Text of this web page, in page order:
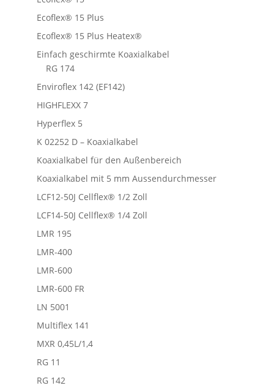
Ecoflex® 15 Plus
Ecoflex® 15 Plus Heatex®
Einfach geschirmte Koaxialkabel
RG 174
Enviroflex 142 (EF142)
HIGHFLEXX 7
Hyperflex 5
K 02252 D – Koaxialkabel
Koaxialkabel für den Außenbereich
Koaxialkabel mit 5 mm Aussendurchmesser
LCF12-50J Cellflex® 1/2 Zoll
LCF14-50J Cellflex® 1/4 Zoll
LMR 195
LMR-400
LMR-600
LMR-600 FR
LN 5001
Multiflex 141
MXR 0,45L/1,4
RG 11
RG 142